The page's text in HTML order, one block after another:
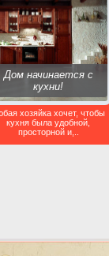
Дом начинается с
кухни!
хозяйка хочет, чтобы
кухня была удобной,
просторной и,..